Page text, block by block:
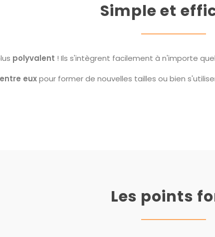
Simple et
polyvalent ! Ils s'intègrent facilement à n'importe
euxpour former de nouvelles tailles ou bien
Les points